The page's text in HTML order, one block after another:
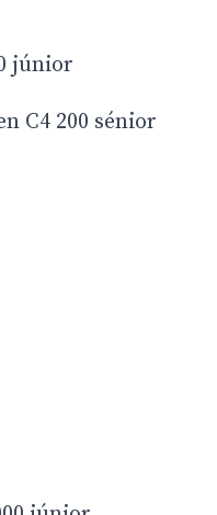
júnior
C4 200 sénior